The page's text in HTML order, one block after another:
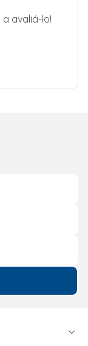
a avaliá-lo!